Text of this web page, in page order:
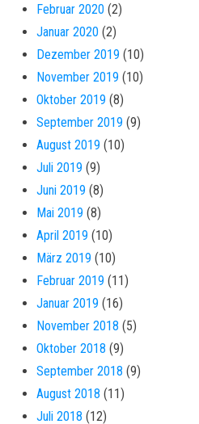
Februar 2020 (2)
Januar 2020 (2)
Dezember 2019 (10)
November 2019 (10)
Oktober 2019 (8)
September 2019 (9)
August 2019 (10)
Juli 2019 (9)
Juni 2019 (8)
Mai 2019 (8)
April 2019 (10)
März 2019 (10)
Februar 2019 (11)
Januar 2019 (16)
November 2018 (5)
Oktober 2018 (9)
September 2018 (9)
August 2018 (11)
Juli 2018 (12)